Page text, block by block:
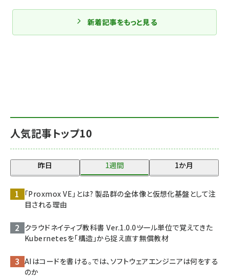
人気記事トップ10
昨日 1週間 1か月
「Proxmox VE」とは? 製品群の全体像と仮想化基盤として注
目される理由
クラウドネイティブ教科書 Ver.1.0.0――ツール単位で覚えてきた
Kubernetesを「構造」から捉え直す無償教材
AIはコードを書ける。では、ソフトウェアエンジニアは何をする
のか
新着記事をもっと見る